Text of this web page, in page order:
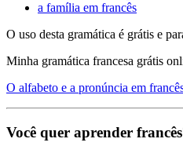
a família em francês
O uso desta gramática é grátis e
Minha gramática francesa grátis
O alfabeto e a pronúncia em
Você quer aprender